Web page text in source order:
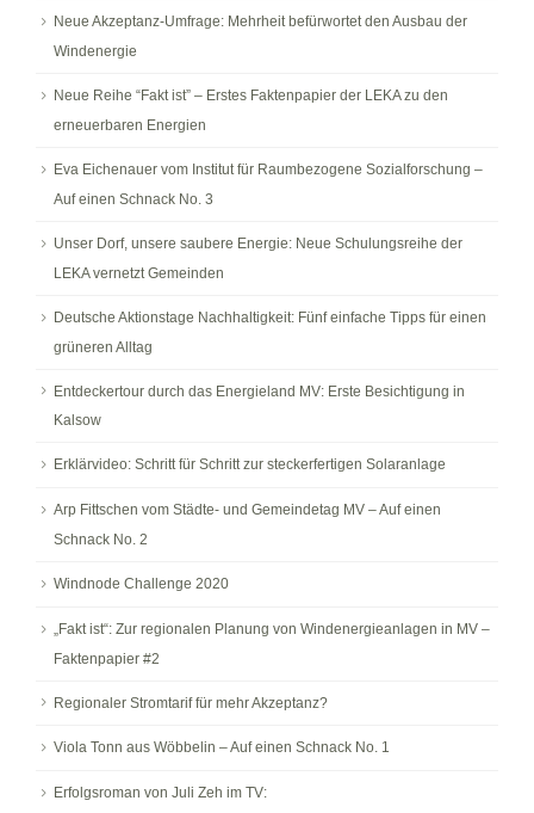
Neue Akzeptanz-Umfrage: Mehrheit befürwortet den Ausbau der
Windenergie
Neue Reihe “Fakt ist” – Erstes Faktenpapier der LEKA zu den
erneuerbaren Energien
Eva Eichenauer vom Institut für Raumbezogene Sozialforschung –
Auf einen Schnack No. 3
Unser Dorf, unsere saubere Energie: Neue Schulungsreihe der
LEKA vernetzt Gemeinden
Deutsche Aktionstage Nachhaltigkeit: Fünf einfache Tipps für einen
grüneren Alltag
Entdeckertour durch das Energieland MV: Erste Besichtigung in
Kalsow
Erklärvideo: Schritt für Schritt zur steckerfertigen Solaranlage
Arp Fittschen vom Städte- und Gemeindetag MV – Auf einen
Schnack No. 2
Windnode Challenge 2020
„Fakt ist“: Zur regionalen Planung von Windenergieanlagen in MV –
Faktenpapier #2
Regionaler Stromtarif für mehr Akzeptanz?
Viola Tonn aus Wöbbelin – Auf einen Schnack No. 1
Erfolgsroman von Juli Zeh im TV: